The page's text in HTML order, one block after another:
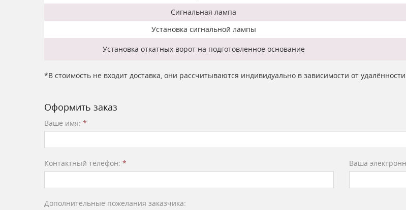
Сигнальная лампа
Установка сигнальной лампы
Установка откатных ворот на подготовленное основание
*В стоимость не входит доставка, они рассчитываются индивидуально в зависимости от
Оформить заказ
Ваше имя: *
Контактный телефон: * Ваша
Дополнительные пожелания заказчика: